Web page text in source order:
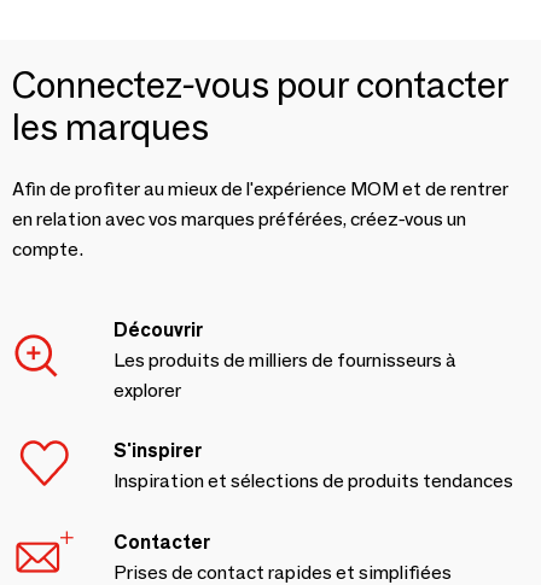
Connectez-vous pour contacter
les marques
Afin de profiter au mieux de l'expérience MOM et de rentrer
en relation avec vos marques préférées, créez-vous un
compte.
Découvrir
Les produits de milliers de fournisseurs à
explorer
S'inspirer
Inspiration et sélections de produits tendances
Contacter
Prises de contact rapides et simplifiées